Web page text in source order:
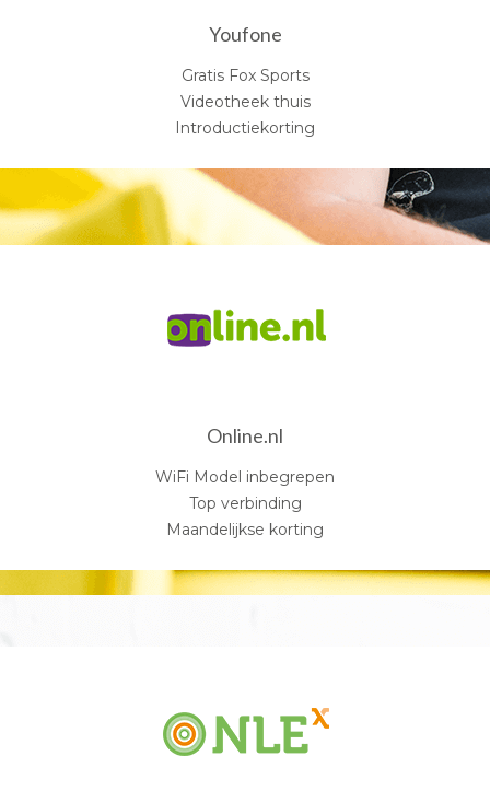
Youfone
Gratis Fox Sports
Videotheek thuis
Introductiekorting
Online.nl
WiFi Model inbegrepen
Top verbinding
Maandelijkse korting